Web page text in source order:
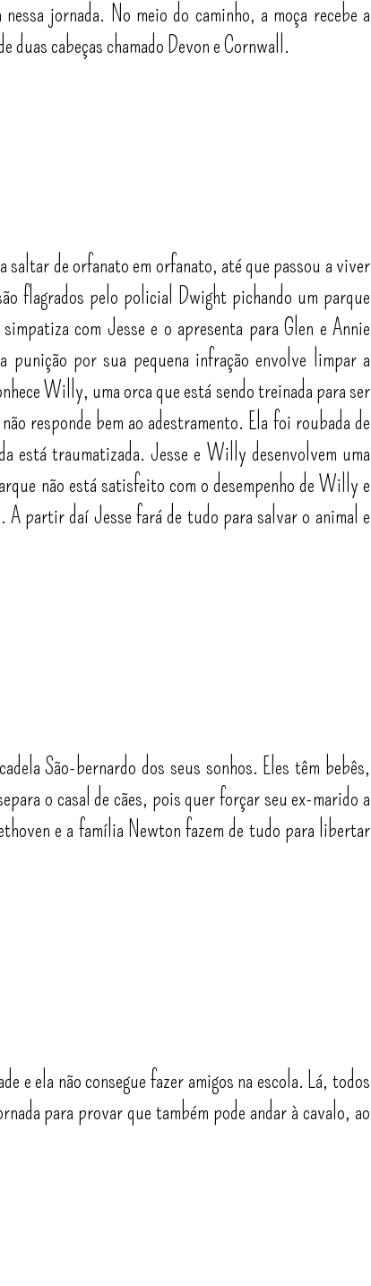
jornada. No meio do caminho, a moça recebe a
duas cabeças chamado Devon e Cornwall.
saltar de orfanato em orfanato, até que passou a viver
flagrados pelo policial Dwight pichando um parque
com Jesse e o apresenta para Glen e Annie
por sua pequena infração envolve limpar a
Willy, uma orca que está sendo treinada para ser
responde bem ao adestramento. Ela foi roubada de
está traumatizada. Jesse e Willy desenvolvem uma
não está satisfeito com o desempenho de Willy e
partir daí Jesse fará de tudo para salvar o animal e
São-bernardo dos seus sonhos. Eles têm bebês,
o casal de cães, pois quer forçar seu ex-marido a
e a família Newton fazem de tudo para libertar
e ela não consegue fazer amigos na escola. Lá, todos
para provar que também pode andar à cavalo, ao